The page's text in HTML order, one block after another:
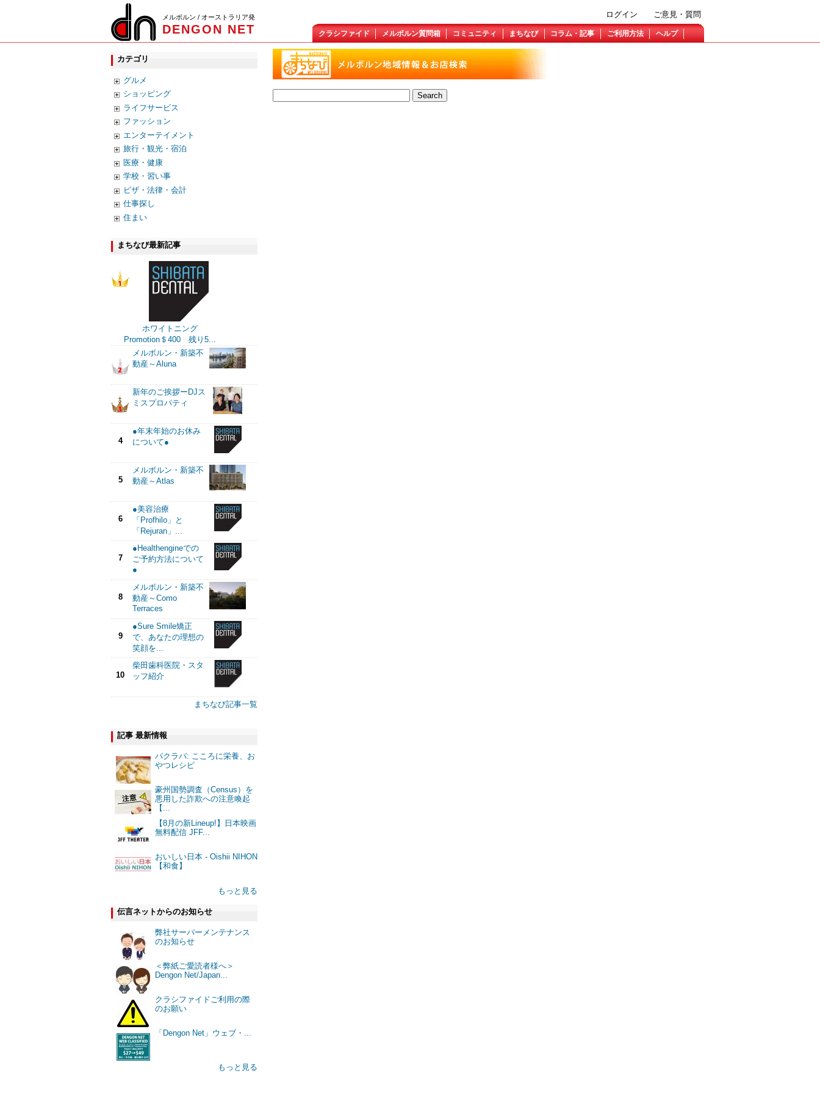
メルボルン / オーストラリア発
DENGON NET
ご意見・質問
ログイン
クラシファイド メルボルン質問箱 コミュニティ まちなび コラム・記事 ご利用方法 ヘルプ
カテゴリ
グルメ
ショッピング
ライフサービス
ファッション
エンターテイメント
旅行・観光・宿泊
医療・健康
学校・習い事
ビザ・法律・会計
仕事探し
住まい
まちなび最新記事
ホワイトニング
Promotion＄400 残り5...
メルボルン・新築不
動産～Aluna
新年のご挨拶ーDJス
ミスプロパティ
4
●年末年始のお休み
について●
5
メルボルン・新築不
動産～Atlas
6
●美容治療
「Profhilo」と
「Rejuran」...
7
●Healthengineでの
ご予約方法について
●
8
メルボルン・新築不
動産～Como
Terraces
9
●Sure Smile矯正
で、あなたの理想の
笑顔を...
10
柴田歯科医院・スタ
ッフ紹介
まちなび記事一覧
記事 最新情報
バクラバ: こころに栄養、お
やつレシピ
豪州国勢調査（Census）を
悪用した詐欺への注意喚起
【...
【8月の新Lineup!】日本映画
無料配信 JFF...
おいしい日本 - Oishii NIHON
【和食】
もっと見る
伝言ネットからのお知らせ
弊社サーバーメンテナンス
のお知らせ
＜弊紙ご愛読者様へ＞
Dengon Net/Japan...
クラシファイドご利用の際
のお願い
「Dengon Net」ウェブ・...
もっと見る